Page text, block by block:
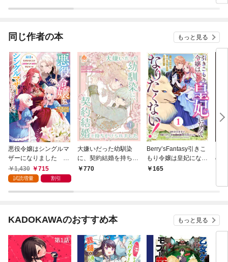
同じ作者の本 もっと見る
悪役令嬢はシングルマ
ザーになりました 双
子を引き取りましたが
公爵様からの溺愛は想
付】
1,430 715
試読増量 割引
大嫌いだった幼馴染
に、契約結婚を持ちか
けられました【合本
770
Berry’sFantasy引きこ
もり令嬢は皇妃になん
てなりたくない！～強
165
の
KADOKAWAのおすすめ本 もっと見る